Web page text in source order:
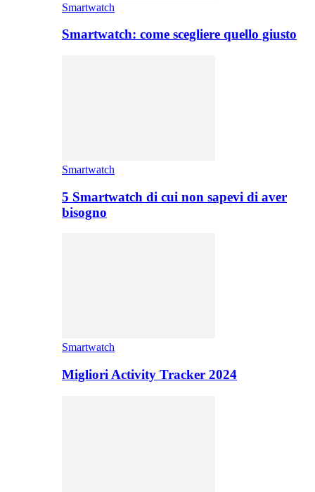
Smartwatch
Smartwatch: come scegliere quello giusto
Smartwatch
5 Smartwatch di cui non sapevi di aver
bisogno
Smartwatch
Migliori Activity Tracker 2024